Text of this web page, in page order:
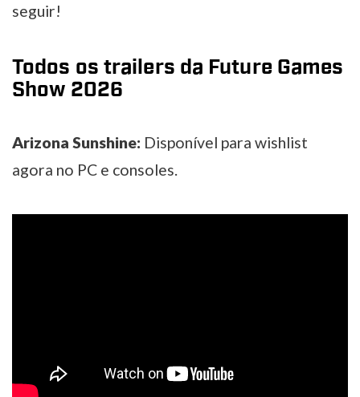
seguir!
Todos os trailers da Future Games
Show 2026
Arizona Sunshine: Disponível para wishlist
agora no PC e consoles.